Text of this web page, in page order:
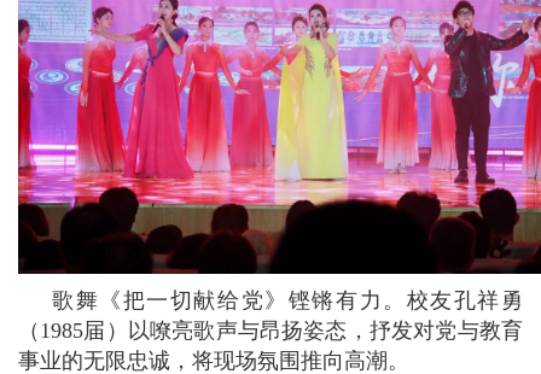
歌舞《把一切献给党》铿锵有力。校友孔祥勇
（1985届）以嘹亮歌声与昂扬姿态，抒发对党与教育
事业的无限忠诚，将现场氛围推向高潮。